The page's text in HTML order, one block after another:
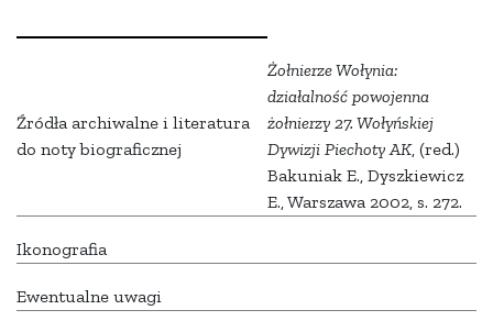
Źródła archiwalne i literatura
do noty biograficznej
Żołnierze Wołynia:
działalność powojenna
żołnierzy 27. Wołyńskiej
Dywizji Piechoty AK, (red.)
Bakuniak E., Dyszkiewicz
E., Warszawa 2002, s. 272.
Ikonografia
Ewentualne uwagi